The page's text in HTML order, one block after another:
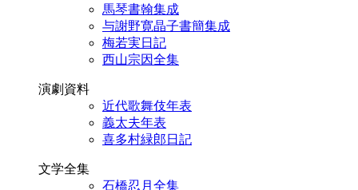
馬琴書翰集成
与謝野寛晶子書簡集成
梅若実日記
西山宗因全集
演劇資料
近代歌舞伎年表
義太夫年表
喜多村緑郎日記
文学全集
石橋忍月全集